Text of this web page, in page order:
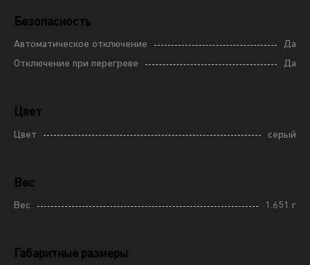
Безопасность
Автоматическое отключение
Да
Отключение при перегреве
Да
Цвет
Цвет серый
Вес
Вес 1.651 г
Габаритные размеры